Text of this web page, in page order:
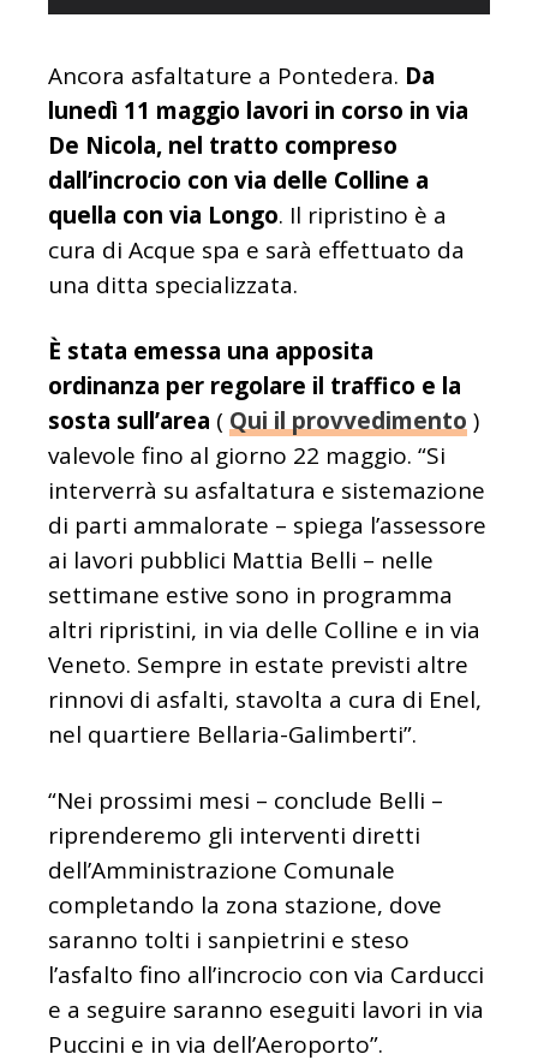
Ancora asfaltature a Pontedera. Da
lunedì 11 maggio lavori in corso in via
De Nicola, nel tratto compreso
dall’incrocio con via delle Colline a
quella con via Longo. Il ripristino è a
cura di Acque spa e sarà effettuato da
una ditta specializzata.
È stata emessa una apposita
ordinanza per regolare il traffico e la
sosta sull’area ( Qui il provvedimento )
valevole fino al giorno 22 maggio. “Si
interverrà su asfaltatura e sistemazione
di parti ammalorate – spiega l’assessore
ai lavori pubblici Mattia Belli – nelle
settimane estive sono in programma
altri ripristini, in via delle Colline e in via
Veneto. Sempre in estate previsti altre
rinnovi di asfalti, stavolta a cura di Enel,
nel quartiere Bellaria-Galimberti”.
“Nei prossimi mesi – conclude Belli –
riprenderemo gli interventi diretti
dell’Amministrazione Comunale
completando la zona stazione, dove
saranno tolti i sanpietrini e steso
l’asfalto fino all’incrocio con via Carducci
e a seguire saranno eseguiti lavori in via
Puccini e in via dell’Aeroporto”.